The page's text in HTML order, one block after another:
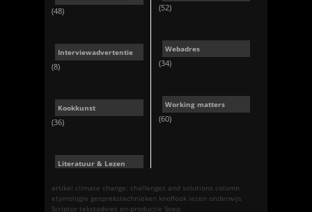
(48)
Interviewadvertentie
(8)
Kookkunst
(36)
Literatuur & Lezen
(52)
Webadres
(34)
Working matters
(60)
artikel climate change: challenges and solutions column
etymologie gesprekstechnieken knoflook lezen onderwijs
Scriptor tekstadvies en-productie Soep